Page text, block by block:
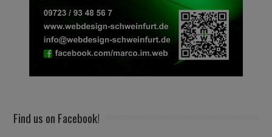
Find us on Facebook!